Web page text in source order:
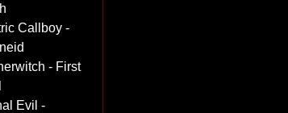
Callboy -
- First
Evil -